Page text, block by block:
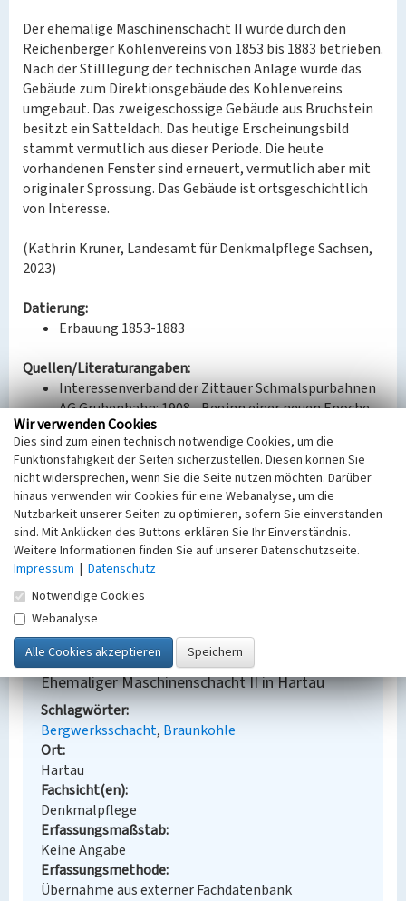
Der ehemalige Maschinenschacht II wurde durch den
Reichenberger Kohlenvereins von 1853 bis 1883 betrieben.
Nach der Stilllegung der technischen Anlage wurde das
Gebäude zum Direktionsgebäude des Kohlenvereins
umgebaut. Das zweigeschossige Gebäude aus Bruchstein
besitzt ein Satteldach. Das heutige Erscheinungsbild
stammt vermutlich aus dieser Periode. Die heute
vorhandenen Fenster sind erneuert, vermutlich aber mit
originaler Sprossung. Das Gebäude ist ortsgeschichtlich
von Interesse.
(Kathrin Kruner, Landesamt für Denkmalpflege Sachsen,
2023)
Datierung:
Erbauung 1853-1883
Quellen/Literaturangaben:
Interessenverband der Zittauer Schmalspurbahnen
AG Grubenbahn: 1908 - Beginn einer neuen Epoche
des Braunkohlenbergbaus in der Region Zittau ein
Jahrhundert in Bildern; von Hartau über Hirschfelde
bis Olbersdorf; Zittau o.J.
1908 - Beginn einer neun Epoche des
Braunkohlenbergbaus in der Region Zittau [1];
Zittau 2008.
Bauherr / Auftraggeber:
BKM-Nummer:
Ehemaliger Maschinenschacht II in Hartau
Schlagwörter
Bergwerksschacht Braunkohle
Ort
Hartau
Fachsicht(en)
Denkmalpflege
Erfassungsmaßstab
Keine Angabe
Erfassungsmethode
Übernahme aus externer Fachdatenbank
Wir verwenden Cookies
Dies sind zum einen technisch notwendige Cookies, um die
Funktionsfähigkeit der Seiten sicherzustellen. Diesen können Sie
nicht widersprechen, wenn Sie die Seite nutzen möchten. Darüber
hinaus verwenden wir Cookies für eine Webanalyse, um die
Nutzbarkeit unserer Seiten zu optimieren, sofern Sie einverstanden
sind. Mit Anklicken des Buttons erklären Sie Ihr Einverständnis.
Weitere Informationen finden Sie auf unserer Datenschutzseite.
Impressum | Datenschutz
Notwendige Cookies
Webanalyse